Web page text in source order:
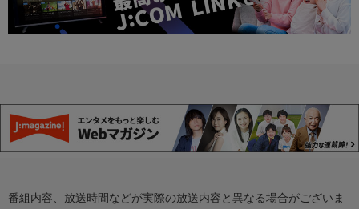
番組内容、放送時間などが実際の放送内容と異なる場合がございま